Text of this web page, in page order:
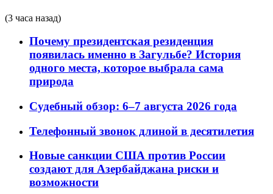
(3 часа назад)
Почему президентская резиденция
появилась именно в Загульбе? История
одного места, которое выбрала сама
природа
Судебный обзор: 6–7 августа 2026 года
Телефонный звонок длиной в десятилетия
Новые санкции США против России
создают для Азербайджана риски и
возможности